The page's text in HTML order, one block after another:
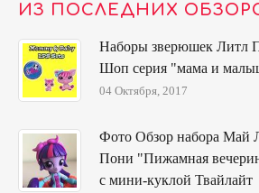
ИЗ ПОСЛЕДНИХ
Наборы зверюшек Литл
Шоп серия "мама и
04 Октября, 2017
Фото Обзор набора Май
Пони "Пижамная
с мини-куклой Твайлайт